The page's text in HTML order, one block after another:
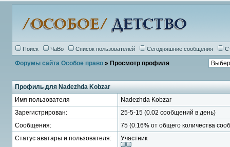
Поиск ЧаВо Список пользователей Сегодняшние сообщения
Форумы сайта Особое право» Просмотр профиля
Профиль для Nadezhda Kobzar
Имя пользователя
Nadezhda Kobzar
Зарегистрирован:
25-5-15 (0.02 сообщений в день)
Сообщения:
75 (0.16% от общего количества
Статус аватары и пользователя:
Участник